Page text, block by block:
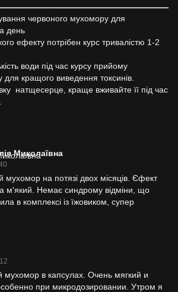
червоного мухомору для
день
ефекту потрібен курс тривалістю 1-2
води під час курсу прийому
кращого виведення токсинів.
натщесерце, краще вживайте її під час
Миколаївна
мухомор на потязі двох місяців. Єфект
м'який. Немає синдрому відміни, що
в комплексі із їжовиком, супер
мухомор в капсулах. Очень мягкий и
при микродозировании. Утром я